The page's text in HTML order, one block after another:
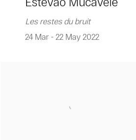
Les restes du bruit
24 Mar - 22 May 2022